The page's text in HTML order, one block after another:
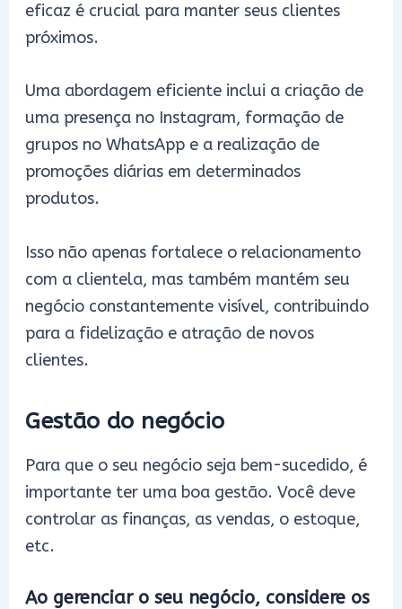
eficaz é crucial para manter seus clientes
próximos.
Uma abordagem eficiente inclui a criação de
uma presença no Instagram, formação de
grupos no WhatsApp e a realização de
promoções diárias em determinados
produtos.
Isso não apenas fortalece o relacionamento
com a clientela, mas também mantém seu
negócio constantemente visível, contribuindo
para a fidelização e atração de novos
clientes.
Gestão do negócio
Para que o seu negócio seja bem-sucedido, é
importante ter uma boa gestão. Você deve
controlar as finanças, as vendas, o estoque,
etc.
Ao gerenciar o seu negócio, considere os